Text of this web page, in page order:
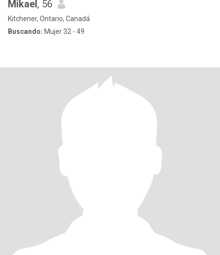
Mikael, 56
Kitchener, Ontario, Canadá
Buscando: Mujer 32 - 49